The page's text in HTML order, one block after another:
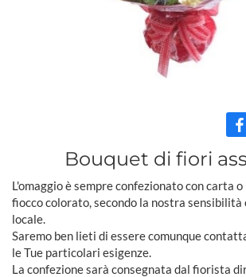
Bouquet di fiori
L'omaggio è sempre confezionato con carta
fiocco colorato, secondo la nostra sensibilità
locale.
Saremo ben lieti di essere comunque
le Tue particolari esigenze.
La confezione sarà consegnata dal fiorista